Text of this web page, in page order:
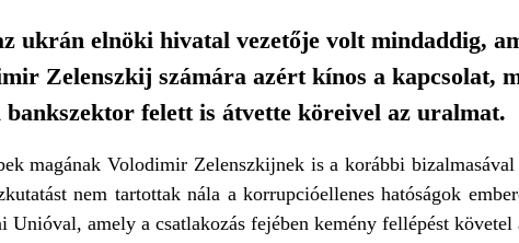
ukrán elnöki hivatal vezetője volt mindaddig,
Zelenszkij számára azért kínos a kapcsolat,
felett is átvette köreivel az uralmat.
magának Volodimir Zelenszkijnek is a korábbi
nem tartottak nála a korrupcióellenes hatóságok
Unióval, amely a csatlakozás fejében kemény fellépést